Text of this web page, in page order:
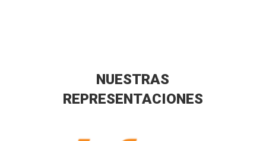
NUESTRAS
REPRESENTACIONES